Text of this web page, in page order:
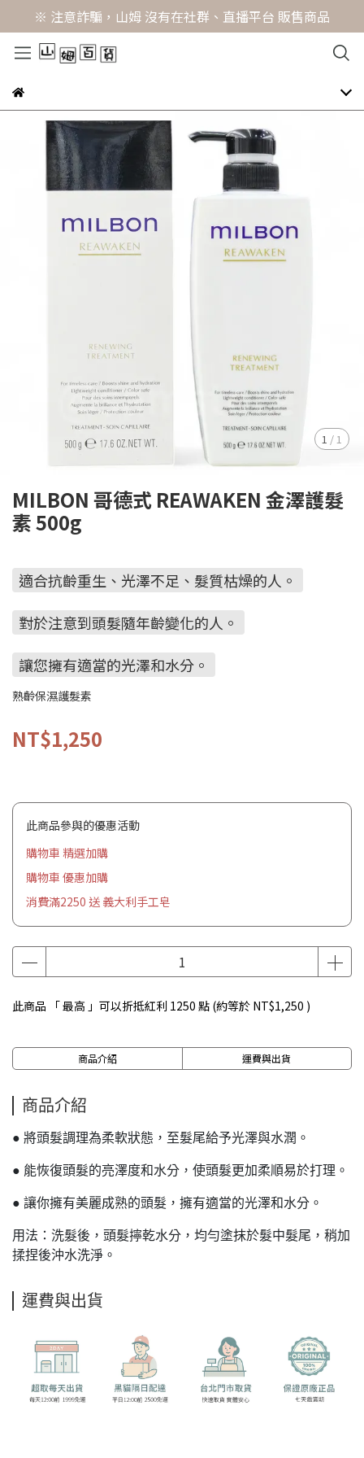
※ 注意詐騙，山姆 沒有在社群、直播平台 販售商品
1 / 1
MILBON 哥德式 REAWAKEN 金澤護髮
素 500g
適合抗齡重生、光澤不足、髮質枯燥的人。
對於注意到頭髮隨年齡變化的人。
讓您擁有適當的光澤和水分。
熟齡保濕護髮素
NT$1,250
此商品參與的優惠活動
購物車 精選加購
購物車 優惠加購
消費滿2250 送 義大利手工皂
此商品 「 最高 」可以折抵紅利 1250 點 (約等於 NT$1,250 )
商品介紹 運費與出貨
商品介紹
● 將頭髮調理為柔軟狀態，至髮尾給予光澤與水潤。
● 能恢復頭髮的亮澤度和水分，使頭髮更加柔順易於打理。
● 讓你擁有美麗成熟的頭髮，擁有適當的光澤和水分。
用法：洗髮後，頭髮擰乾水分，均勻塗抹於髮中髮尾，稍加
揉捏後沖水洗淨。
運費與出貨